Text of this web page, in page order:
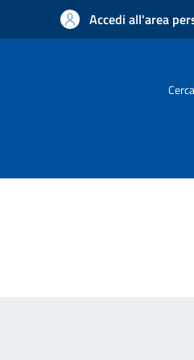
Accedi all'area
Cerca